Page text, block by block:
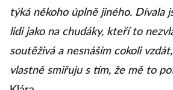
týká někoho úplně jiného. Dívala
lidi jako na chudáky, kteří to
soutěživá a nesnáším cokoli
vlastně smiřuju s tím, že mě to